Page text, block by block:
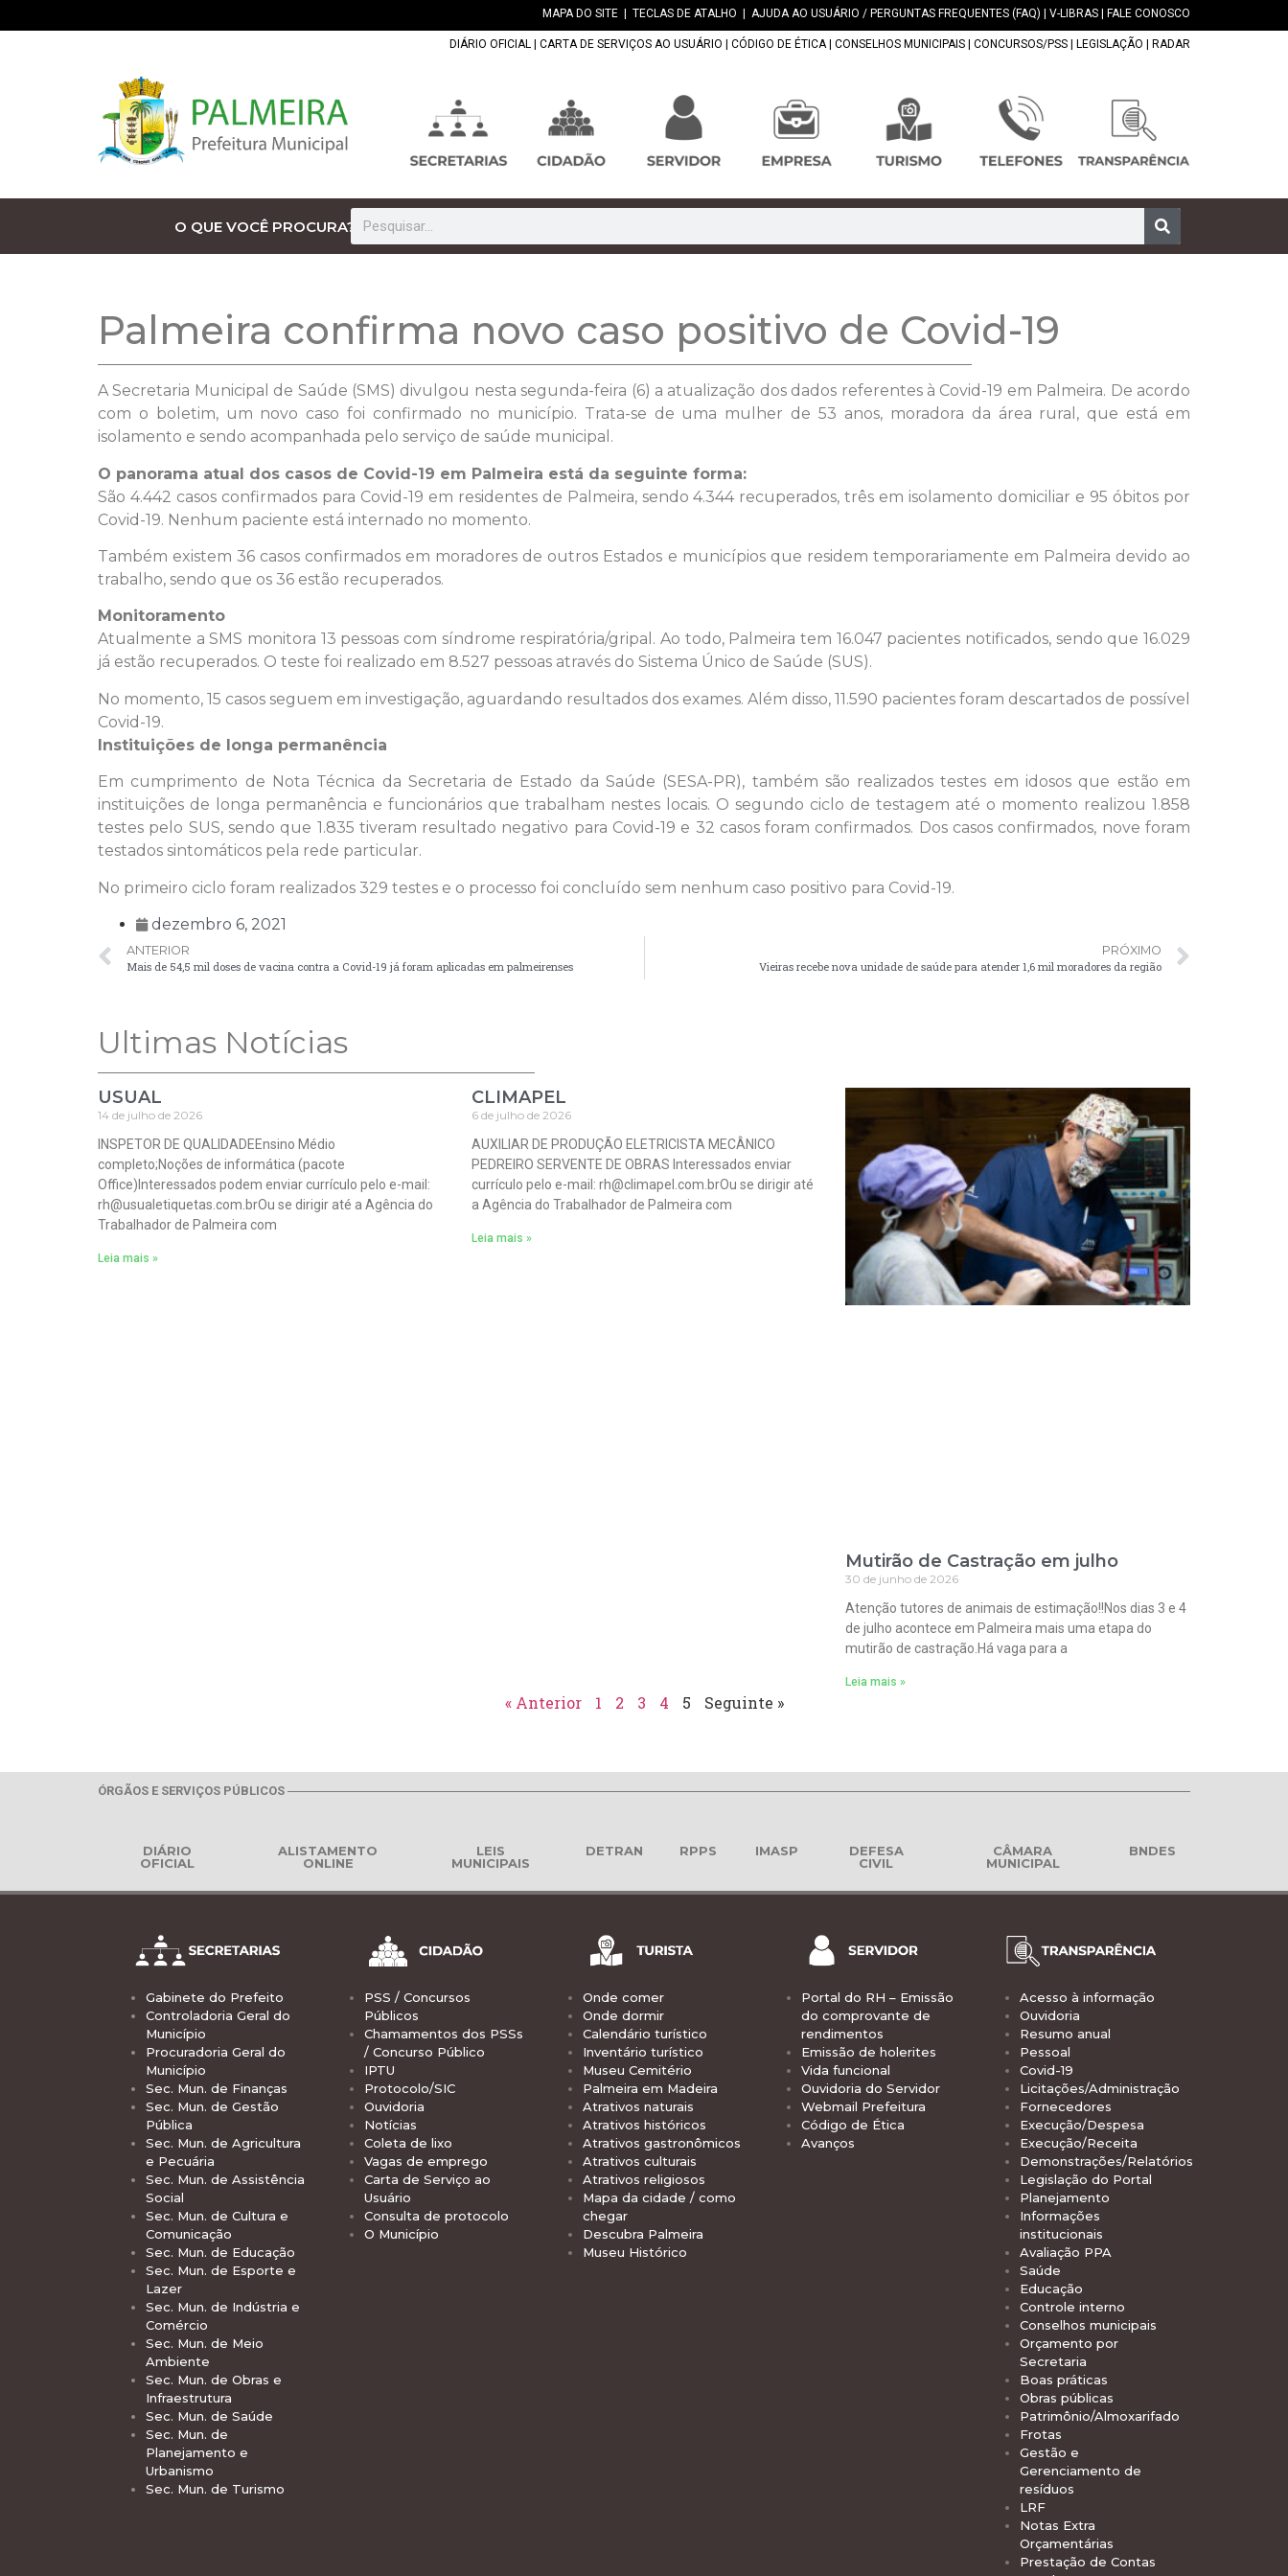
MAPA DO SITE TECLAS DE ATALHO AJUDA AO USUÁRIO / PERGUNTAS FREQUENTES (FAQ) V-LIBRAS FALE CONOSCO
DIÁRIO OFICIAL CARTA DE SERVIÇOS AO USUÁRIO CÓDIGO DE ÉTICA| CONSELHOS MUNICIPAIS CONCURSOS/PSS LEGISLAÇÃO RADAR
O QUE VOCÊ PROCURA?
Palmeira confirma novo caso positivo de Covid-19
A Secretaria Municipal de Saúde (SMS) divulgou nesta segunda-feira (6) a atualização dos dados referentes à Covid-19 em Palmeira. De acordo
com o boletim, um novo caso foi confirmado no município. Trata-se de uma mulher de 53 anos, moradora da área rural, que está em
isolamento e sendo acompanhada pelo serviço de saúde municipal.
O panorama atual dos casos de Covid-19 em Palmeira está da seguinte forma:
São 4.442 casos confirmados para Covid-19 em residentes de Palmeira, sendo 4.344 recuperados, três em isolamento domiciliar e 95 óbitos por
Covid-19. Nenhum paciente está internado no momento.
Também existem 36 casos confirmados em moradores de outros Estados e municípios que residem temporariamente em Palmeira devido ao
trabalho, sendo que os 36 estão recuperados.
Monitoramento
Atualmente a SMS monitora 13 pessoas com síndrome respiratória/gripal. Ao todo, Palmeira tem 16.047 pacientes notificados, sendo que 16.029
já estão recuperados. O teste foi realizado em 8.527 pessoas através do Sistema Único de Saúde (SUS).
No momento, 15 casos seguem em investigação, aguardando resultados dos exames. Além disso, 11.590 pacientes foram descartados de possível
Covid-19.
Instituições de longa permanência
Em cumprimento de Nota Técnica da Secretaria de Estado da Saúde (SESA-PR), também são realizados testes em idosos que estão em
instituições de longa permanência e funcionários que trabalham nestes locais. O segundo ciclo de testagem até o momento realizou 1.858
testes pelo SUS, sendo que 1.835 tiveram resultado negativo para Covid-19 e 32 casos foram confirmados. Dos casos confirmados, nove foram
testados sintomáticos pela rede particular.
No primeiro ciclo foram realizados 329 testes e o processo foi concluído sem nenhum caso positivo para Covid-19.
dezembro 6, 2021
ANTERIOR
Mais de 54,5 mil doses de vacina contra a Covid-19 já foram aplicadas em palmeirenses
PRÓXIMO
Vieiras recebe nova unidade de saúde para atender 1,6 mil moradores da região
Ultimas Notícias
USUAL
14 de julho de 2026
INSPETOR DE QUALIDADEEnsino Médio
completo;Noções de informática (pacote
Office)Interessados podem enviar currículo pelo e-mail:
rh@usualetiquetas.com.brOu se dirigir até a Agência do
Trabalhador de Palmeira com
Leia mais »
CLIMAPEL
6 de julho de 2026
AUXILIAR DE PRODUÇÃO ELETRICISTA MECÂNICO
PEDREIRO SERVENTE DE OBRAS Interessados enviar
currículo pelo e-mail: rh@climapel.com.brOu se dirigir até
a Agência do Trabalhador de Palmeira com
Leia mais »
Mutirão de Castração em julho
30 de junho de 2026
Atenção tutores de animais de estimação!!Nos dias 3 e 4
de julho acontece em Palmeira mais uma etapa do
mutirão de castração.Há vaga para a
Leia mais »
« Anterior 1 2 3 4 5 Seguinte »
ÓRGÃOS E SERVIÇOS PÚBLICOS
DIÁRIO
OFICIAL
ALISTAMENTO
ONLINE
LEIS
MUNICIPAIS
DETRAN RPPS IMASP
DEFESA
CIVIL
CÂMARA
MUNICIPAL
BNDES
Gabinete do Prefeito
Controladoria Geral do
Município
Procuradoria Geral do
Município
Sec. Mun. de Finanças
Sec. Mun. de Gestão
Pública
Sec. Mun. de Agricultura
e Pecuária
Sec. Mun. de Assistência
Social
Sec. Mun. de Cultura e
Comunicação
Sec. Mun. de Educação
Sec. Mun. de Esporte e
Lazer
Sec. Mun. de Indústria e
Comércio
Sec. Mun. de Meio
Ambiente
Sec. Mun. de Obras e
Infraestrutura
Sec. Mun. de Saúde
Sec. Mun. de
Planejamento e
Urbanismo
Sec. Mun. de Turismo
PSS / Concursos
Públicos
Chamamentos dos PSSs
/ Concurso Público
IPTU
Protocolo/SIC
Ouvidoria
Notícias
Coleta de lixo
Vagas de emprego
Carta de Serviço ao
Usuário
Consulta de protocolo
O Município
Onde comer
Onde dormir
Calendário turístico
Inventário turístico
Museu Cemitério
Palmeira em Madeira
Atrativos naturais
Atrativos históricos
Atrativos gastronômicos
Atrativos culturais
Atrativos religiosos
Mapa da cidade / como
chegar
Descubra Palmeira
Museu Histórico
Portal do RH – Emissão
do comprovante de
rendimentos
Emissão de holerites
Vida funcional
Ouvidoria do Servidor
Webmail Prefeitura
Código de Ética
Avanços
Acesso à informação
Ouvidoria
Resumo anual
Pessoal
Covid-19
Licitações/Administração
Fornecedores
Execução/Despesa
Execução/Receita
Demonstrações/Relatórios
Legislação do Portal
Planejamento
Informações
institucionais
Avaliação PPA
Saúde
Educação
Controle interno
Conselhos municipais
Orçamento por
Secretaria
Boas práticas
Obras públicas
Patrimônio/Almoxarifado
Frotas
Gestão e
Gerenciamento de
resíduos
LRF
Notas Extra
Orçamentárias
Prestação de Contas